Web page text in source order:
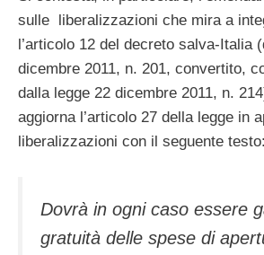
sulle liberalizzazioni che mira a
l’articolo 12 del decreto salva-Italia
dicembre 2011, n. 201, convertito,
dalla legge 22 dicembre 2011, n.
aggiorna l’articolo 27 della legge in
liberalizzazioni con il seguente testo:
Dovrà in ogni caso essere
gratuità delle spese di